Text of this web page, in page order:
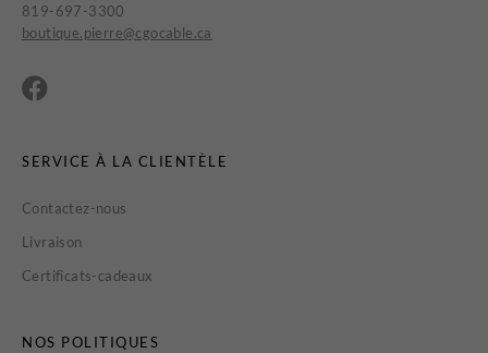
819-697-3300
boutique.pierre@cgocable.ca
SERVICE À LA CLIENTÈLE
Contactez-nous
Livraison
Certificats-cadeaux
NOS POLITIQUES